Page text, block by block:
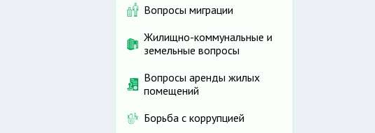
Вопросы миграции
Жилищно-коммунальные и
земельные вопросы
Вопросы аренды жилых
помещений
Борьба с коррупцией